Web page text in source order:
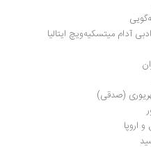
(صدقی)
اروپا